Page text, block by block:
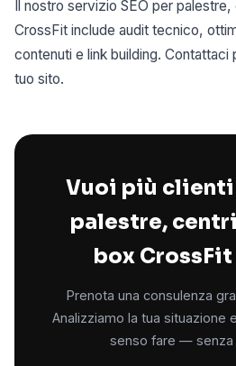
Il nostro servizio SEO per
CrossFit include audit tecnico,
contenuti e link building. Contattaci
tuo sito.
Vuoi più
palestre,
box CrossFit
Prenota una consulenza
Analizziamo la tua situazione
senso fare — senza